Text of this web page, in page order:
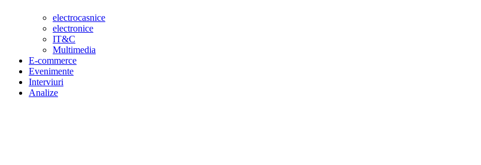
electrocasnice
electronice
IT&C
Multimedia
E-commerce
Evenimente
Interviuri
Analize